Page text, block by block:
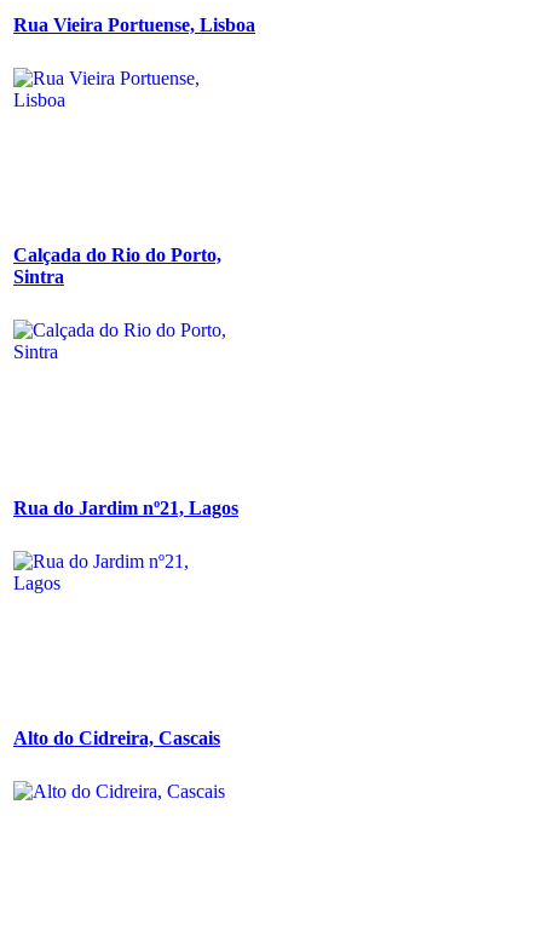
Rua Vieira Portuense, Lisboa
Calçada do Rio do Porto,
Sintra
Rua do Jardim nº21, Lagos
Alto do Cidreira, Cascais